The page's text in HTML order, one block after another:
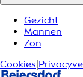
Gezicht
Mannen
Zon
Cookies|